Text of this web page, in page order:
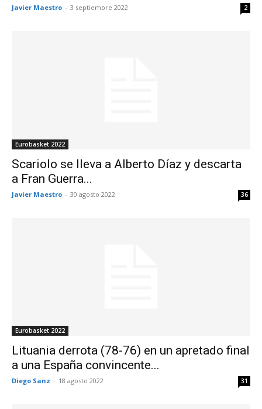
Javier Maestro - 3 septiembre 2022 2
Eurobasket 2022
Scariolo se lleva a Alberto Díaz y descarta
a Fran Guerra...
Javier Maestro - 30 agosto 2022 36
Eurobasket 2022
Lituania derrota (78-76) en un apretado final
a una España convincente...
Diego Sanz - 18 agosto 2022 31